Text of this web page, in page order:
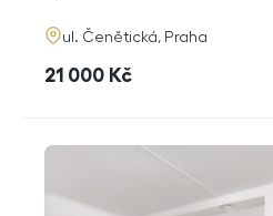
adresa
ul. Čenětická, Praha
cena
21 000 Kč